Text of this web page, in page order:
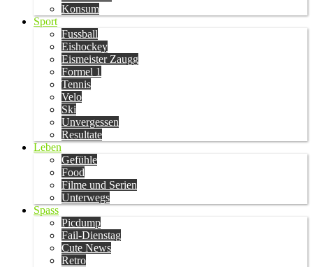
Konsum
Sport
Fussball
Eishockey
Eismeister Zaugg
Formel 1
Tennis
Velo
Ski
Unvergessen
Resultate
Leben
Gefühle
Food
Filme und Serien
Unterwegs
Spass
Picdump
Fail-Dienstag
Cute News
Retro